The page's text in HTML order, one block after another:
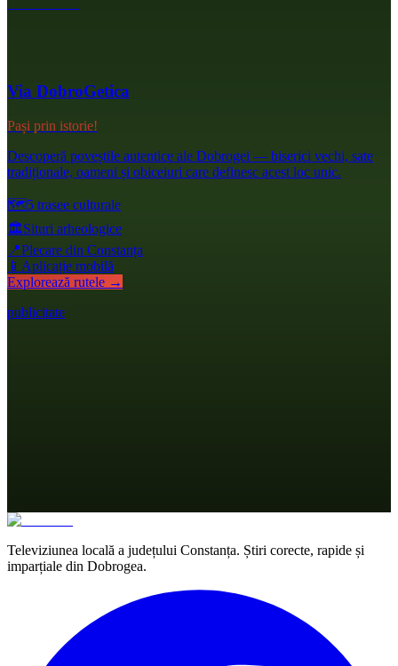
Via DobroGetica
Pași prin istorie!
Descoperă poveștile autentice ale Dobrogei — biserici vechi, sate
tradiționale, oameni și obiceiuri care definesc acest loc unic.
🗺️5 trasee culturale
🏛️Situri arheologice
📍Plecare din Constanța
📱 Aplicație mobilă
Explorează rutele →
publicitate
Televiziunea locală a județului Constanța. Știri corecte, rapide și
imparțiale din Dobrogea.